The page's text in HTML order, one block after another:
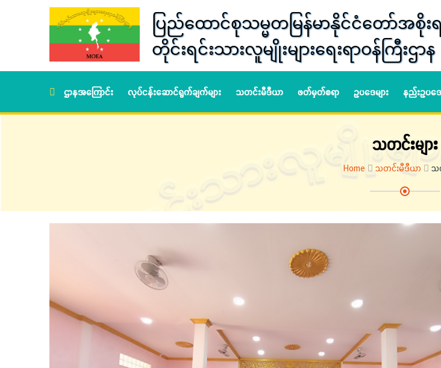
ပြည်ထောင်စုသမ္မတမြန်မာနိုင်ငံတော်အစိုး
တိုင်းရင်းသားလူမျိုးများရေးရာဝန်ကြီးဌာန
ဌာနအကြောင်း လုပ်ငန်းဆောင်ရွက်ချက်များ သတင်းမီဒီယာ ဖတ်မှတ်စရာ ဥပဒေများ နည်းဥပဒေ
သတင်းများ
Home သတင်းမီဒီယာ သ